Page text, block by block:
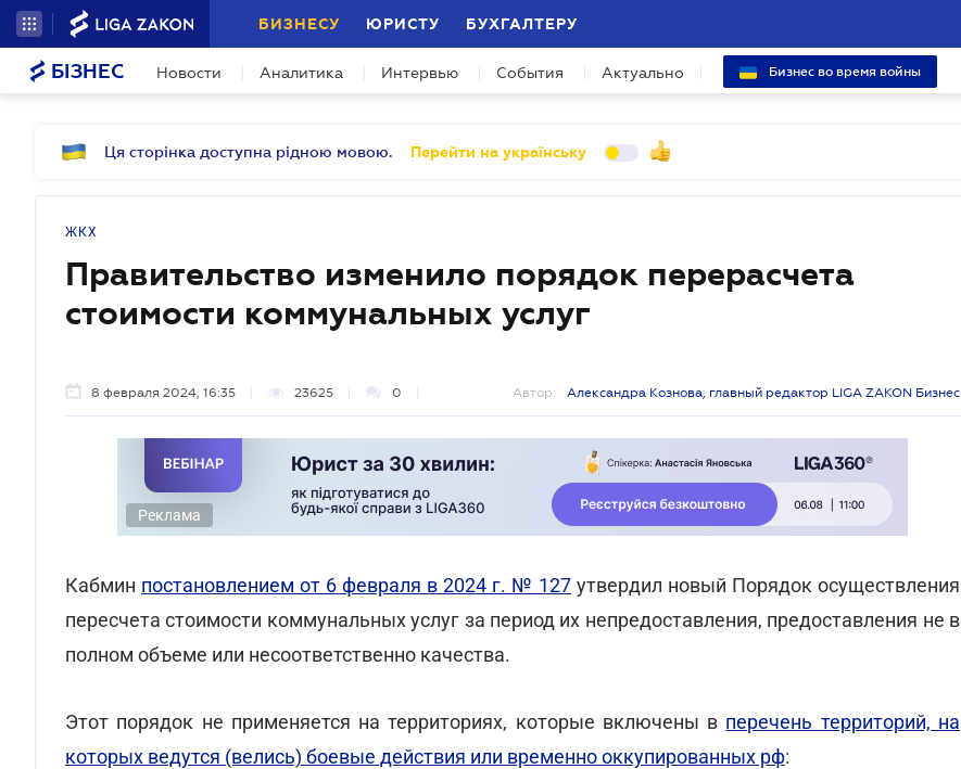
БИЗНЕСУ ЮРИСТУ БУХГАЛТЕРУ
БІЗНЕС Новости Аналитика Интервью События Актуально Бизнес во время войны
Ця сторінка доступна рідною мовою. Перейти на українську
ЖКХ
Правительство изменило порядок перерасчета
стоимости коммунальных услуг
8 февраля 2024, 16:35 23625 0 Автор: Александра Кознова, главный редактор LIGA ZAKON Бизнес
Реклама
Кабмин постановлением от 6 февраля в 2024 г. № 127 утвердил новый Порядок осуществления
пересчета стоимости коммунальных услуг за период их непредоставления, предоставления не в
полном объеме или несоответственно качества.
Этот порядок не применяется на территориях, которые включены в перечень территорий, на
которых ведутся (велись) боевые действия или временно оккупированных рф: